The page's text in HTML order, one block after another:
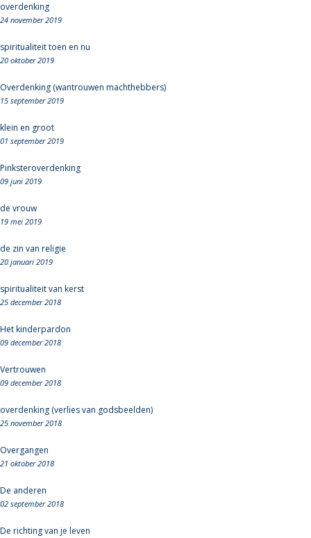
overdenking
24 november 2019
spiritualiteit toen en nu
20 oktober 2019
Overdenking (wantrouwen machthebbers)
15 september 2019
klein en groot
01 september 2019
Pinksteroverdenking
09 juni 2019
de vrouw
19 mei 2019
de zin van religie
20 januari 2019
spiritualiteit van kerst
25 december 2018
Het kinderpardon
09 december 2018
Vertrouwen
09 december 2018
overdenking (verlies van godsbeelden)
25 november 2018
Overgangen
21 oktober 2018
De anderen
02 september 2018
De richting van je leven